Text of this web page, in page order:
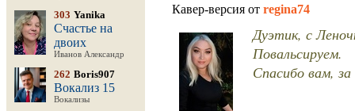
303 Yanika
Счастье на
двоих
Иванов Александр
262 Boris907
Вокализ 15
Вокализы
Кавер-версия от regina74
Дуэтик, с
Повальсируем.
Спасибо вам,